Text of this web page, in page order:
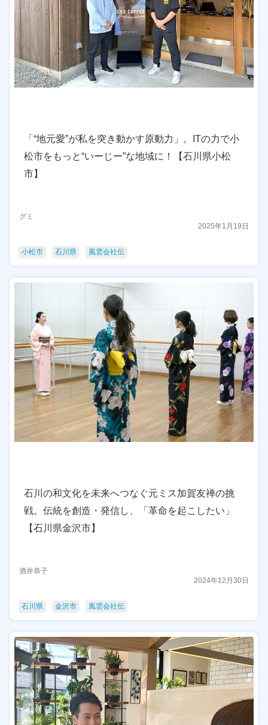
「“地元愛”が私を突き動かす原動力」。ITの力で小
松市をもっと“いーじー”な地域に！【石川県小松
市】
グミ
2025年1月19日
小松市 石川県 風雲会社伝
石川の和文化を未来へつなぐ元ミス加賀友禅の挑
戦。伝統を創造・発信し、「革命を起こしたい」
【石川県金沢市】
酒井恭子
2024年12月30日
石川県 金沢市 風雲会社伝